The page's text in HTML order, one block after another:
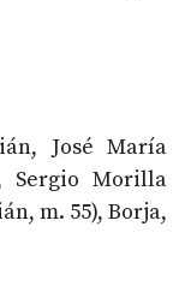
José María
Sergio Morilla
m. 55), Borja,